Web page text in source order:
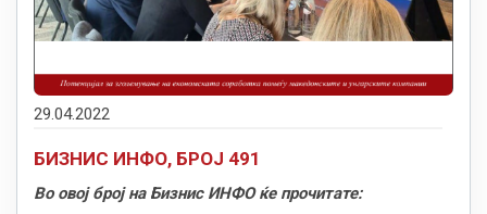
29.04.2022
БИЗНИС ИНФО, БРОЈ 491
Во овој број на Бизнис ИНФО ќе прочитате: